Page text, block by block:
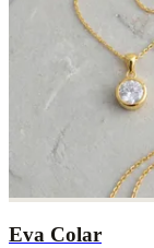
Eva Colar